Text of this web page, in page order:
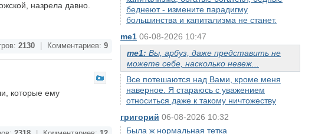
беднеют - измените парадигму
большинства и капитализма не станет.
me1 06-08-2026 10:47
me1: Вы, арбуз, даже представить не
можете себе, насколько невеж...
Все потешаются над Вами, кроме меня
наверное. Я стараюсь с уважением
относиться даже к такому ничтожеству
григорий 06-08-2026 10:32
Была ж нормальная тетка
назрела давно.
2130 Комментариев: 9
которые ему